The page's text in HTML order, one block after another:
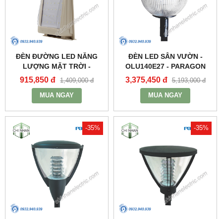
ĐÈN ĐƯỜNG LED NĂNG
LƯỢNG MẶT TRỜI -
PSOWA565 - PARAGON
915,850 đ 1,409,000 đ
MUA NGAY
ĐÈN LED SÂN VƯỜN -
OLU140E27 - PARAGON
3,375,450 đ 5,193,000 đ
MUA NGAY
-35% -35%